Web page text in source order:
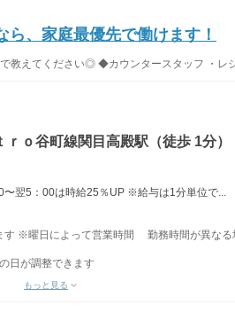
、家庭最優先で働けます！
教えてください◎ ◆カウンタースタッフ ・レ
ｏ谷町線関目高殿駅（徒歩 1分）
翌5：00は時給25％UP ※給与は1分単位で...
す ※曜日によって営業時間 勤務時間が異なる
日が調整できます
もっと見る